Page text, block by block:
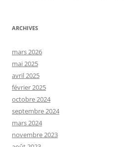
ARCHIVES
mars 2026
mai 2025
avril 2025
février 2025
octobre 2024
septembre 2024
mars 2024
novembre 2023